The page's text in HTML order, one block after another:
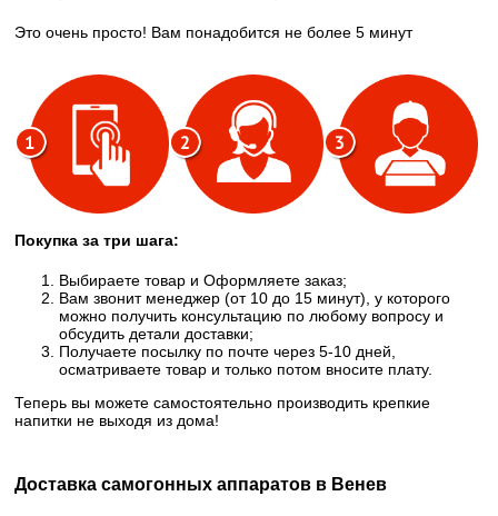
Это очень просто! Вам понадобится не более 5 минут
Покупка за три шага:
Выбираете товар и Оформляете заказ;
Вам звонит менеджер (от 10 до 15 минут), у которого
можно получить консультацию по любому вопросу и
обсудить детали доставки;
Получаете посылку по почте через 5-10 дней,
осматриваете товар и только потом вносите плату.
Теперь вы можете самостоятельно производить крепкие
напитки не выходя из дома!
Доставка самогонных аппаратов в Венев